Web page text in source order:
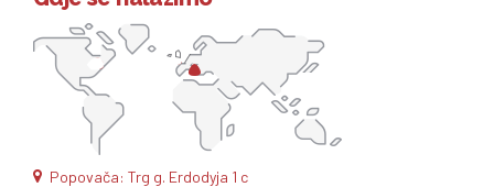
Popovača: Trg g. Erdodyja 1 c